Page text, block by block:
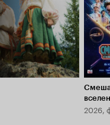
2026,